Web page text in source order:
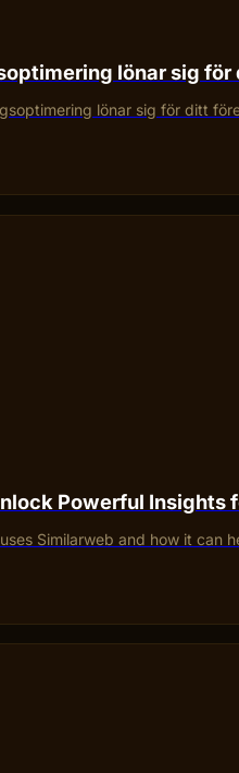
lönar sig
lönar sig för ditt
Powerful Insights
Similarweb and how it